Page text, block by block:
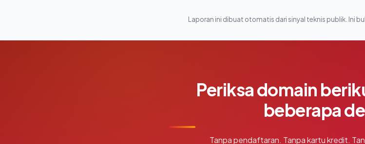
Laporan ini dibuat otomatis dari sinyal teknis publik. Ini
Periksa domain
beberapa
Tanpa pendaftaran. Tanpa kartu kredit.